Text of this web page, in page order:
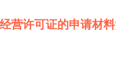
营许可证的申请材